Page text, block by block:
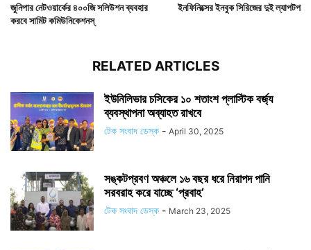
জুনিপার নেটওয়ার্কের ৪০০জি সলিউশন ব্যবহার
করবে সামিট কমিউনিকেশনস্‌
ইনফিনিক্সের ইনবুক সিরিজের দুই ল্যাপটপ
RELATED ARTICLES
ইউনিলিভার চসিকের ১০ শতাংশ প্লাস্টিক বর্জ্য
ব্যবস্থাপনা অব্যাহত রাখবে
টেক সংবাদ ডেস্ক - April 30, 2025
সঙ্কটপ্রবণ অঞ্চলে ১৬ বছর ধরে নিরাপদ পানি
সরবরাহ করে যাচ্ছে ‘প্রবাহ’
টেক সংবাদ ডেস্ক - March 23, 2025